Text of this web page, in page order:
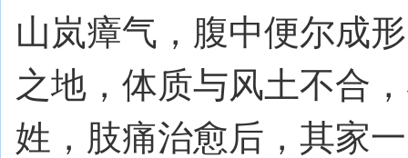
山岚瘴气，腹中便尔成
之地，体质与风土不合
姓，肢痛治愈后，其家